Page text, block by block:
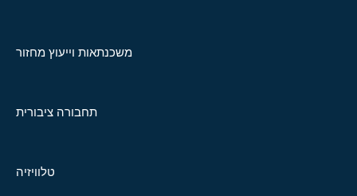
משכנתאות וייעוץ מחזור
תחבורה ציבורית
טלוויזיה